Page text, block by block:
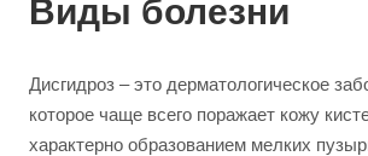
Виды болезни
Дисгидроз – это дерматологическое
которое чаще всего поражает кожу
характерно образованием мелких